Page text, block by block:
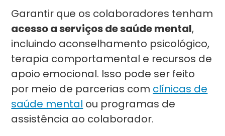
Garantir que os colaboradores tenham
acesso a serviços de saúde mental,
incluindo aconselhamento psicológico,
terapia comportamental e recursos de
apoio emocional. Isso pode ser feito
por meio de parcerias com clínicas de
saúde mental ou programas de
assistência ao colaborador.